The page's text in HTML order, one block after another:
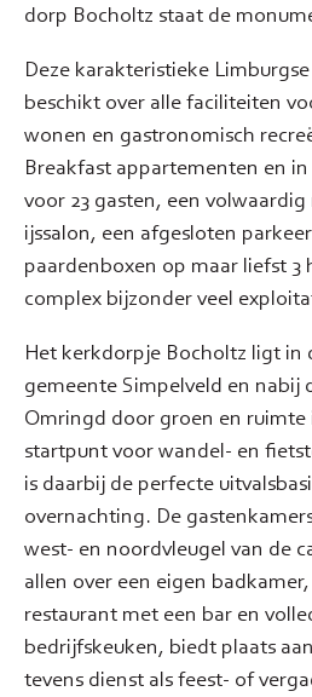
dorp Bocholtz staat de
Deze karakteristieke
beschikt over alle faciliteiten
wonen en gastronomisch
Breakfast appartementen en
voor 23 gasten, een
ijssalon, een afgesloten
paardenboxen op maar liefst
complex bijzonder veel
Het kerkdorpje Bocholtz ligt in
gemeente Simpelveld en nabij
Omringd door groen en ruimte
startpunt voor wandel- en
is daarbij de perfecte
overnachting. De
west- en noordvleugel van de
allen over een eigen
restaurant met een bar en
bedrijfskeuken, biedt plaats
tevens dienst als feest- of